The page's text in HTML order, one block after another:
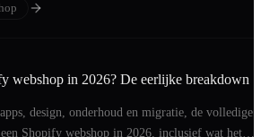
webshop in 2026? De eerlijke breakdown
design, onderhoud en migratie, de volledige
Shopify webshop in 2026, inclusief wat het